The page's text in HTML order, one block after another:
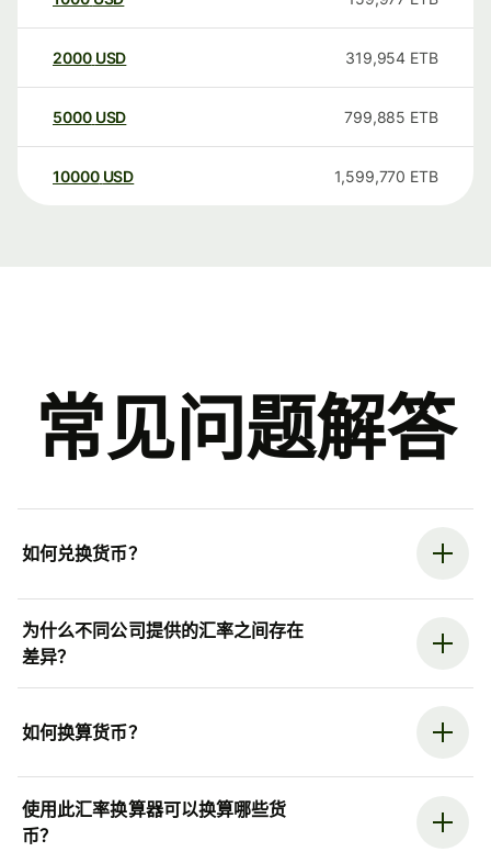
2000 USD 319,954 ETB
5000 USD 799,885 ETB
10000 USD 1,599,770 ETB
常见问题解答
如何兑换货币？
为什么不同公司提供的汇率之间存在
差异？
如何换算货币？
使用此汇率换算器可以换算哪些货
币？